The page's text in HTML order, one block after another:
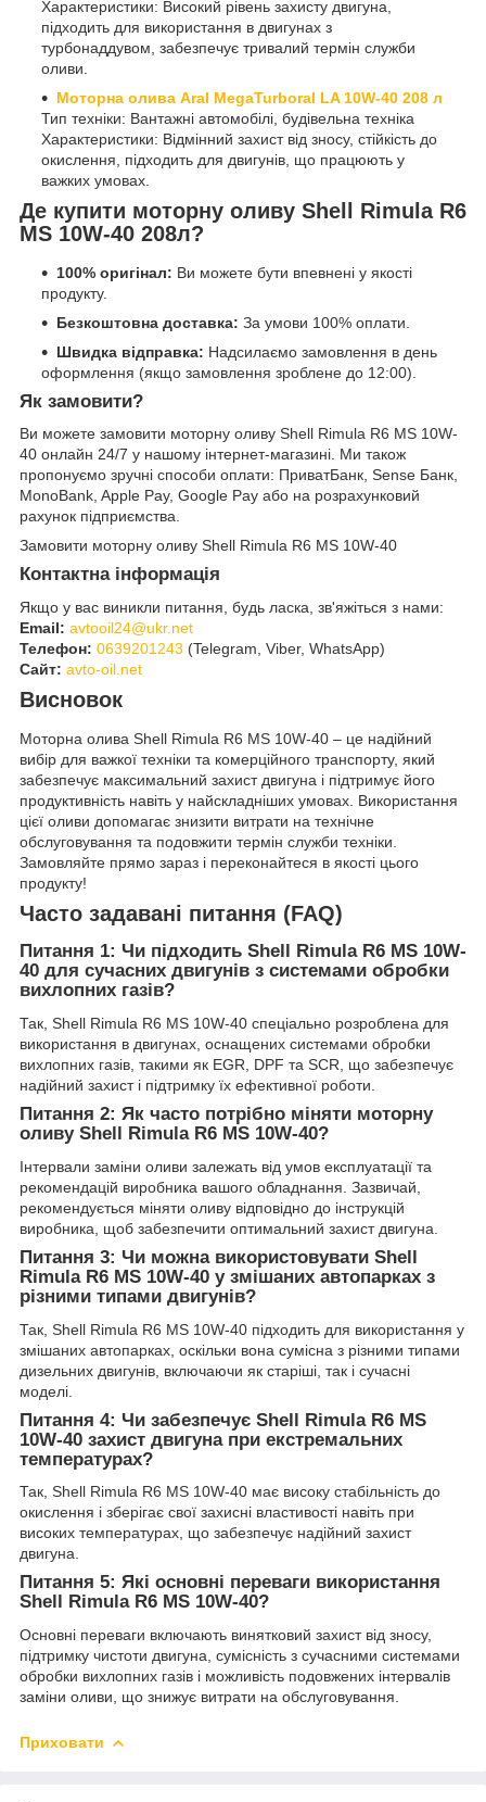
Характеристики: Високий рівень захисту двигуна,
підходить для використання в двигунах з
турбонаддувом, забезпечує тривалий термін служби
оливи.
Моторна олива Aral MegaTurboral LA 10W-40 208 л
Тип техніки: Вантажні автомобілі, будівельна техніка
Характеристики: Відмінний захист від зносу, стійкість до
окислення, підходить для двигунів, що працюють у
важких умовах.
Де купити моторну оливу Shell Rimula R6
MS 10W-40 208л?
100% оригінал: Ви можете бути впевнені у якості
продукту.
Безкоштовна доставка: За умови 100% оплати.
Швидка відправка: Надсилаємо замовлення в день
оформлення (якщо замовлення зроблене до 12:00).
Як замовити?
Ви можете замовити моторну оливу Shell Rimula R6 MS 10W-
40 онлайн 24/7 у нашому інтернет-магазині. Ми також
пропонуємо зручні способи оплати: ПриватБанк, Sense Банк,
MonoBank, Apple Pay, Google Pay або на розрахунковий
рахунок підприємства.
Замовити моторну оливу Shell Rimula R6 MS 10W-40
Контактна інформація
Якщо у вас виникли питання, будь ласка, зв'яжіться з нами:
Email: avtooil24@ukr.net
Телефон: 0639201243 (Telegram, Viber, WhatsApp)
Сайт: avto-oil.net
Висновок
Моторна олива Shell Rimula R6 MS 10W-40 – це надійний
вибір для важкої техніки та комерційного транспорту, який
забезпечує максимальний захист двигуна і підтримує його
продуктивність навіть у найскладніших умовах. Використання
цієї оливи допомагає знизити витрати на технічне
обслуговування та подовжити термін служби техніки.
Замовляйте прямо зараз і переконайтеся в якості цього
продукту!
Часто задавані питання (FAQ)
Питання 1: Чи підходить Shell Rimula R6 MS 10W-
40 для сучасних двигунів з системами обробки
вихлопних газів?
Так, Shell Rimula R6 MS 10W-40 спеціально розроблена для
використання в двигунах, оснащених системами обробки
вихлопних газів, такими як EGR, DPF та SCR, що забезпечує
надійний захист і підтримку їх ефективної роботи.
Питання 2: Як часто потрібно міняти моторну
оливу Shell Rimula R6 MS 10W-40?
Інтервали заміни оливи залежать від умов експлуатації та
рекомендацій виробника вашого обладнання. Зазвичай,
рекомендується міняти оливу відповідно до інструкцій
виробника, щоб забезпечити оптимальний захист двигуна.
Питання 3: Чи можна використовувати Shell
Rimula R6 MS 10W-40 у змішаних автопарках з
різними типами двигунів?
Так, Shell Rimula R6 MS 10W-40 підходить для використання у
змішаних автопарках, оскільки вона сумісна з різними типами
дизельних двигунів, включаючи як старіші, так і сучасні
моделі.
Питання 4: Чи забезпечує Shell Rimula R6 MS
10W-40 захист двигуна при екстремальних
температурах?
Так, Shell Rimula R6 MS 10W-40 має високу стабільність до
окислення і зберігає свої захисні властивості навіть при
високих температурах, що забезпечує надійний захист
двигуна.
Питання 5: Які основні переваги використання
Shell Rimula R6 MS 10W-40?
Основні переваги включають винятковий захист від зносу,
підтримку чистоти двигуна, сумісність з сучасними системами
обробки вихлопних газів і можливість подовжених інтервалів
заміни оливи, що знижує витрати на обслуговування.
Приховати